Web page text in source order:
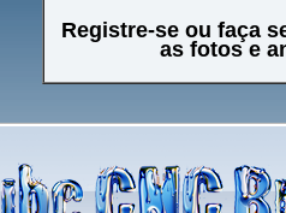
Registre-se ou faça
as fotos e